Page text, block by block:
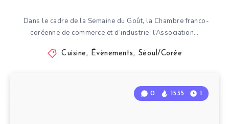
Dans le cadre de la Semaine du Goût, la Chambre franco-
coréenne de commerce et d’industrie, l’Association…
Cuisine, Évènements, Séoul/Corée
0 1535 1